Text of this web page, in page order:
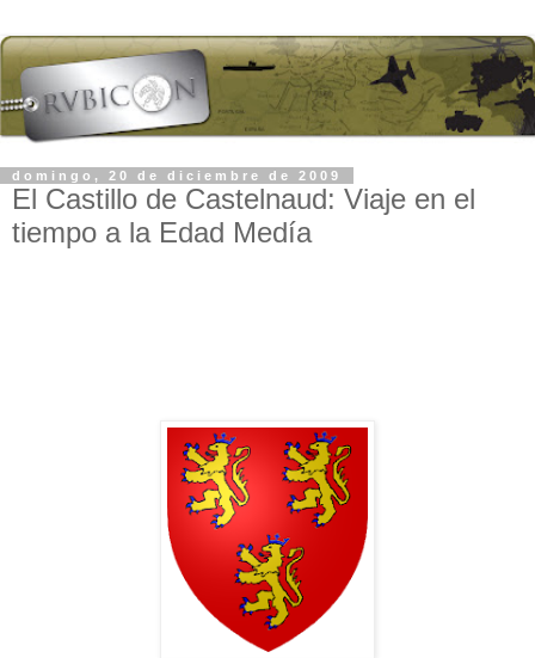
domingo, 20 de diciembre de 2009
El Castillo de Castelnaud: Viaje en el
tiempo a la Edad Medía